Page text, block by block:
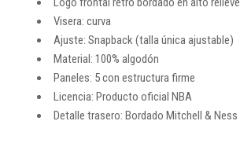
Visera: curva
Ajuste: Snapback (talla única ajustable)
Material: 100% algodón
Paneles: 5 con estructura firme
Licencia: Producto oficial NBA
Detalle trasero: Bordado Mitchell & Ness